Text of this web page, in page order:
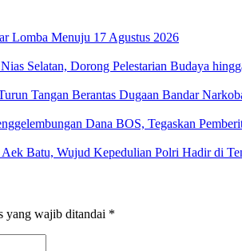
Lomba Menuju 17 Agustus 2026
Selatan, Dorong Pelestarian Budaya
Tangan Berantas Dugaan Bandar
Dana BOS, Tegaskan
Batu, Wujud Kepedulian Polri Hadir di
yang wajib ditandai *